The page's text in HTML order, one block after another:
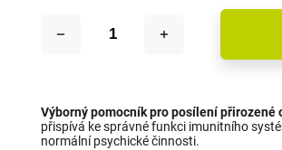
Výborný pomocník pro posílení
přispívá ke správné funkci imunitního
normální psychické činnosti.